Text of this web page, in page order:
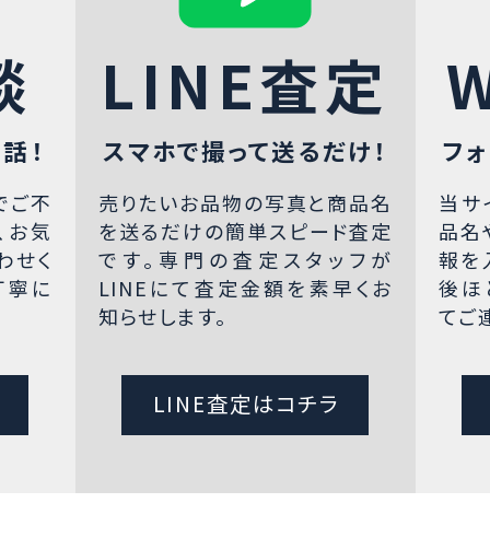
！
ご不
お気
せく
寧に
LINE査定
スマホで撮って送るだけ！
売りたいお品物の写真と商品名
を送るだけの簡単スピード査定
です。専門の査定スタッフが
LINEにて査定金額を素早くお
知らせします。
LINE査定はコチラ
フ
当サ
品名
報を
後ほ
てご